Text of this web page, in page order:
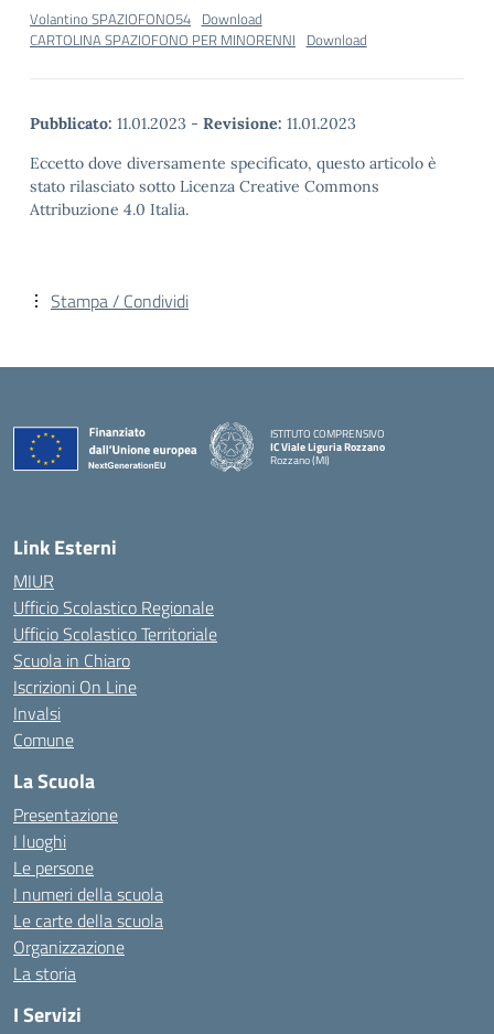
Volantino SPAZIOFONO54 Download
CARTOLINA SPAZIOFONO PER MINORENNI Download
Pubblicato: 11.01.2023 - Revisione: 11.01.2023
Eccetto dove diversamente specificato, questo articolo è
stato rilasciato sotto Licenza Creative Commons
Attribuzione 4.0 Italia.
Stampa / Condividi
ISTITUTO COMPRENSIVO
IC Viale Liguria Rozzano
Rozzano (MI)
Link Esterni
MIUR
Ufficio Scolastico Regionale
Ufficio Scolastico Territoriale
Scuola in Chiaro
Iscrizioni On Line
Invalsi
Comune
La Scuola
Presentazione
I luoghi
Le persone
I numeri della scuola
Le carte della scuola
Organizzazione
La storia
I Servizi